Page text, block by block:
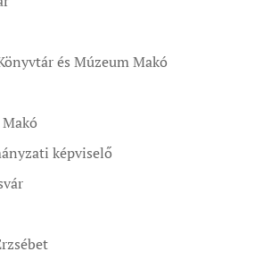
és Múzeum Makó
képviselő